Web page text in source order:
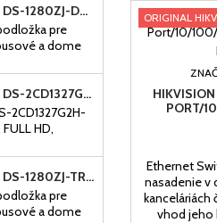
detekcie ľudí a
Hybrid Light:
s
zabezpečenie
čase,
+ kompresná
HIKVISION DS-1280ZJ-DM8 (BLACK)
pre
a dome
hliníková zliatina
HIKVISION DS-2CD1327G2H-LIU-(4MM), FULL HD, H.265+, SMART IR 30M, IP67, POE, MIKROFÓN
2CD1327G2H-
HD,
2Mpix (Full
N kamera s
SMART
HIKVISION DS-1280ZJ-TR13
pre
a dome
ORIGINAL
PORT/
Ethernet
nasadenie v
kanceláriách
vhod jeho